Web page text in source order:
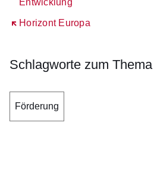
Entwicklung
Horizont Europa
Öffnet sich in einem neuen Fenster
Schlagworte zum Thema
Förderung